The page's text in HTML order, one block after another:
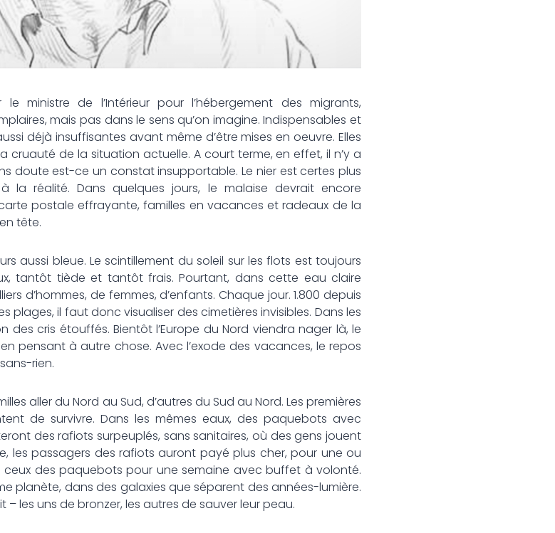
ministre de l’Intérieur pour l’hébergement des migrants,
mais pas dans le sens qu’on imagine. Indispensables et
déjà insuffisantes avant même d’être mises en oeuvre. Elles
cruauté de la situation actuelle. A court terme, en effet, il n’y a
doute est-ce un constat insupportable. Le nier est certes plus
la réalité. Dans quelques jours, le malaise devrait encore
postale effrayante, familles en vacances et radeaux de la
tête.
aussi bleue. Le scintillement du soleil sur les flots est toujours
tantôt tiède et tantôt frais. Pourtant, dans cette eau claire
d’hommes, de femmes, d’enfants. Chaque jour. 1.800 depuis
plages, il faut donc visualiser des cimetières invisibles. Dans les
cris étouffés. Bientôt l’Europe du Nord viendra nager là, le
pensant à autre chose. Avec l’exode des vacances, le repos
rien.
aller du Nord au Sud, d’autres du Sud au Nord. Les premières
de survivre. Dans les mêmes eaux, des paquebots avec
des rafiots surpeuplés, sans sanitaires, où des gens jouent
les passagers des rafiots auront payé plus cher, pour une ou
ceux des paquebots pour une semaine avec buffet à volonté.
planète, dans des galaxies que séparent des années-lumière.
les uns de bronzer, les autres de sauver leur peau.